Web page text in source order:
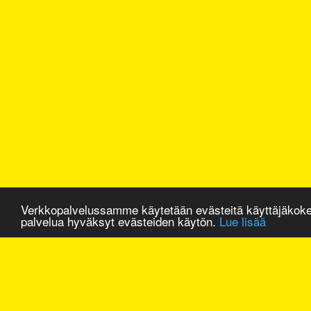
Verkkopalvelussamme käytetään evästeitä
palvelua hyväksyt evästeiden käytön. Lue lisää